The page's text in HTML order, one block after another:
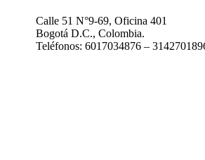
Calle 51 N°9-69, Oficina 401
Bogotá D.C., Colombia.
Teléfonos: 6017034876 –